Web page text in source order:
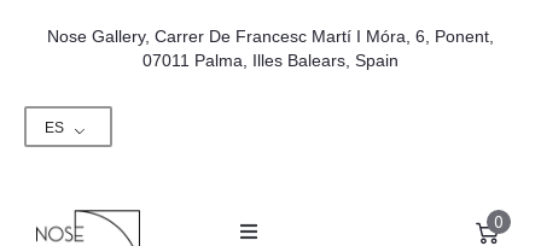
Nose Gallery, Carrer De Francesc Martí I Móra, 6, Ponent,
07011 Palma, Illes Balears, Spain
ES
0